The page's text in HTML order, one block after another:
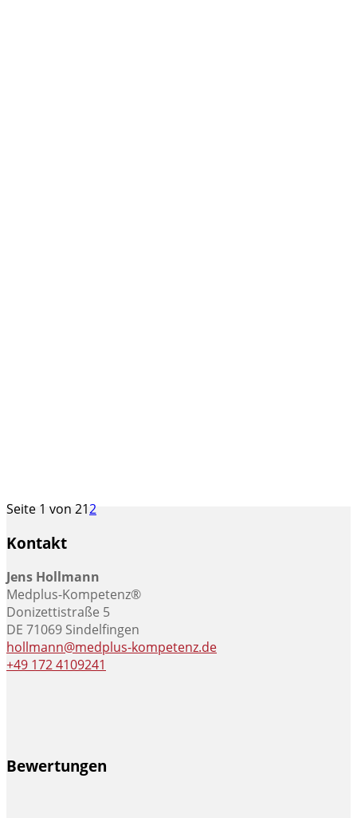
Seite 1 von 212
Kontakt
Jens Hollmann
Medplus-Kompetenz®
Donizettistraße 5
DE 71069 Sindelfingen
hollmann@medplus-kompetenz.de
+49 172 4109241
Bewertungen